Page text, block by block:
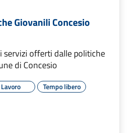
Giovanili Concesio
servizi offerti dalle politiche
di Concesio
Lavoro Tempo libero